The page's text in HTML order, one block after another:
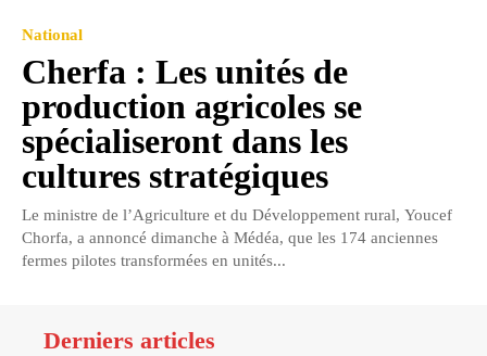
National
Cherfa : Les unités de
production agricoles se
spécialiseront dans les
cultures stratégiques
Le ministre de l’Agriculture et du Développement rural, Youcef
Chorfa, a annoncé dimanche à Médéa, que les 174 anciennes
fermes pilotes transformées en unités...
Derniers articles